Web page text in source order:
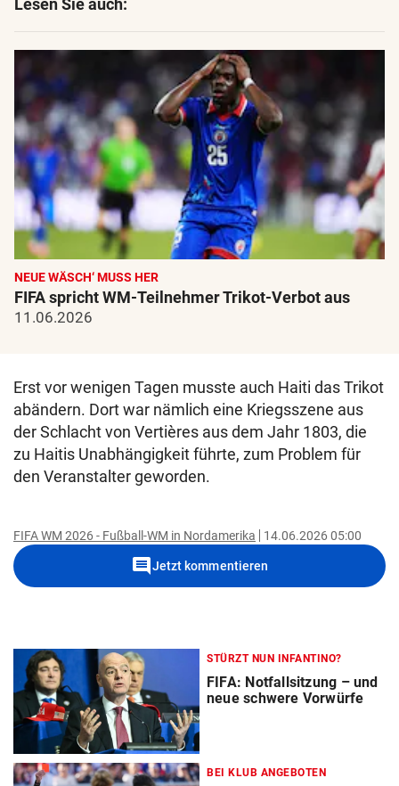
Lesen Sie auch:
NEUE WÄSCH‘ MUSS HER
FIFA spricht WM-Teilnehmer Trikot-Verbot aus
11.06.2026
Erst vor wenigen Tagen musste auch Haiti das Trikot
abändern. Dort war nämlich eine Kriegsszene aus
der Schlacht von Vertières aus dem Jahr 1803, die
zu Haitis Unabhängigkeit führte, zum Problem für
den Veranstalter geworden.
FIFA WM 2026 - Fußball-WM in Nordamerika 14.06.2026 05:00
commentJetzt kommentieren
STÜRZT NUN INFANTINO?
FIFA: Notfallsitzung – und
neue schwere Vorwürfe
BEI KLUB ANGEBOTEN